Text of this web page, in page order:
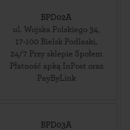
BPD02A
ul. Wojska Polskiego 34,
17-100 Bielsk Podlaski,
24/7 Przy sklepie Społem
Płatność apką InPost oraz
PayByLink
BPD03A